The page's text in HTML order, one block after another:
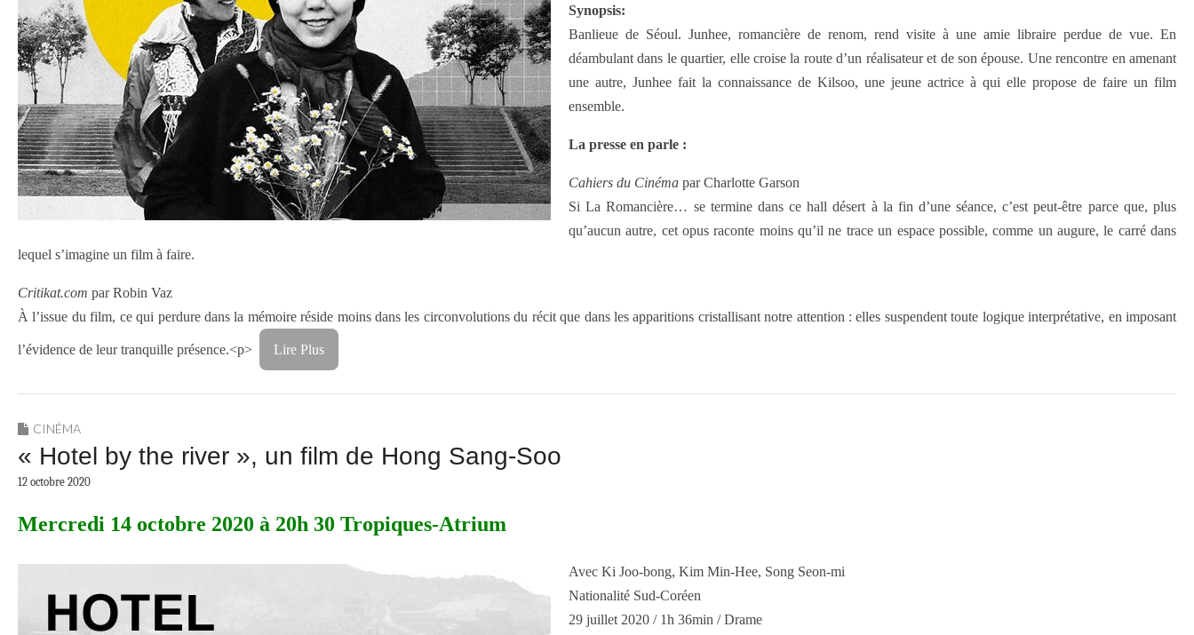
Synopsis:
Banlieue de Séoul. Junhee, romancière de renom, rend visite à une amie libraire perdue de vue. En
déambulant dans le quartier, elle croise la route d’un réalisateur et de son épouse. Une rencontre en amenant
une autre, Junhee fait la connaissance de Kilsoo, une jeune actrice à qui elle propose de faire un film
ensemble.
La presse en parle :
Cahiers du Cinéma par Charlotte Garson
Si La Romancière… se termine dans ce hall désert à la fin d’une séance, c’est peut-être parce que, plus
qu’aucun autre, cet opus raconte moins qu’il ne trace un espace possible, comme un augure, le carré dans
lequel s’imagine un film à faire.
Critikat.com par Robin Vaz
À l’issue du film, ce qui perdure dans la mémoire réside moins dans les circonvolutions du récit que dans les apparitions cristallisant notre attention : elles suspendent toute logique interprétative, en imposant
l’évidence de leur tranquille présence.<p> Lire Plus
CINÉMA
« Hotel by the river », un film de Hong Sang-Soo
12 octobre 2020
Mercredi 14 octobre 2020 à 20h 30 Tropiques-Atrium
Avec Ki Joo-bong, Kim Min-Hee, Song Seon-mi
Nationalité Sud-Coréen
29 juillet 2020 / 1h 36min / Drame